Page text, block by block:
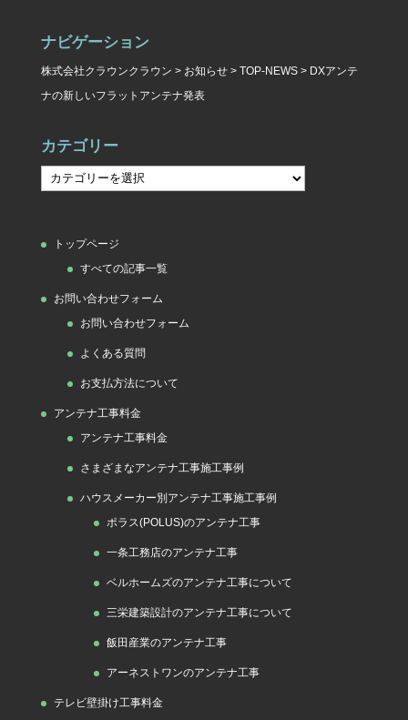
ナビゲーション
株式会社クラウンクラウン > お知らせ> TOP-NEWS> DXアンテ
ナの新しいフラットアンテナ発表
カテゴリー
リ
トップページ
すべての記事一覧
お問い合わせフォーム
お問い合わせフォーム
よくある質問
お支払方法について
アンテナ工事料金
アンテナ工事料金
さまざまなアンテナ工事施工事例
ハウスメーカー別アンテナ工事施工事例
ポラス(POLUS)のアンテナ工事
一条工務店のアンテナ工事
ベルホームズのアンテナ工事について
三栄建築設計のアンテナ工事について
飯田産業のアンテナ工事
アーネストワンのアンテナ工事
テレビ壁掛け工事料金